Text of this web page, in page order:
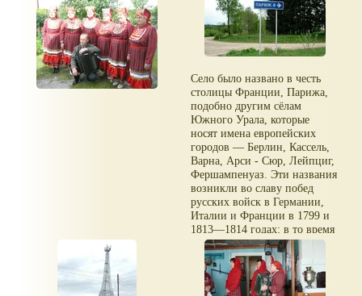
Село было названо в честь
столицы Франции, Парижа,
подобно другим сёлам
Южного Урала, которые
носят имена европейских
городов — Берлин, Кассель,
Варна, Арси - Сюр, Лейпциг,
Фершампенуаз. Эти названия
возникли во славу побед
русских войск в Германии,
Италии и Франции в 1799 и
1813—1814 годах: в то время
казаки - нагайбаки состояли
на службе российской армии
и представляли собой
отдельный полк.